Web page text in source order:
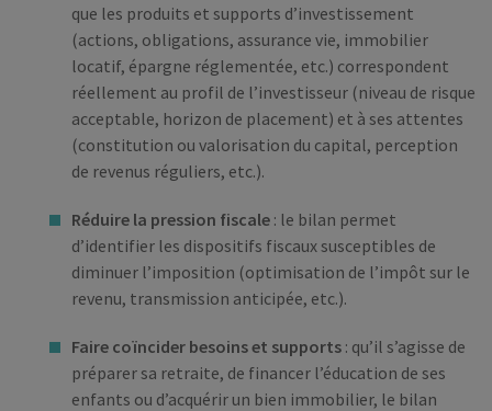
que les produits et supports d’investissement
(actions, obligations, assurance vie, immobilier
locatif, épargne réglementée, etc.) correspondent
réellement au profil de l’investisseur (niveau de risque
acceptable, horizon de placement) et à ses attentes
(constitution ou valorisation du capital, perception
de revenus réguliers, etc.).
Réduire la pression fiscale : le bilan permet
d’identifier les dispositifs fiscaux susceptibles de
diminuer l’imposition (optimisation de l’impôt sur le
revenu, transmission anticipée, etc.).
Faire coïncider besoins et supports : qu’il s’agisse de
préparer sa retraite, de financer l’éducation de ses
enfants ou d’acquérir un bien immobilier, le bilan